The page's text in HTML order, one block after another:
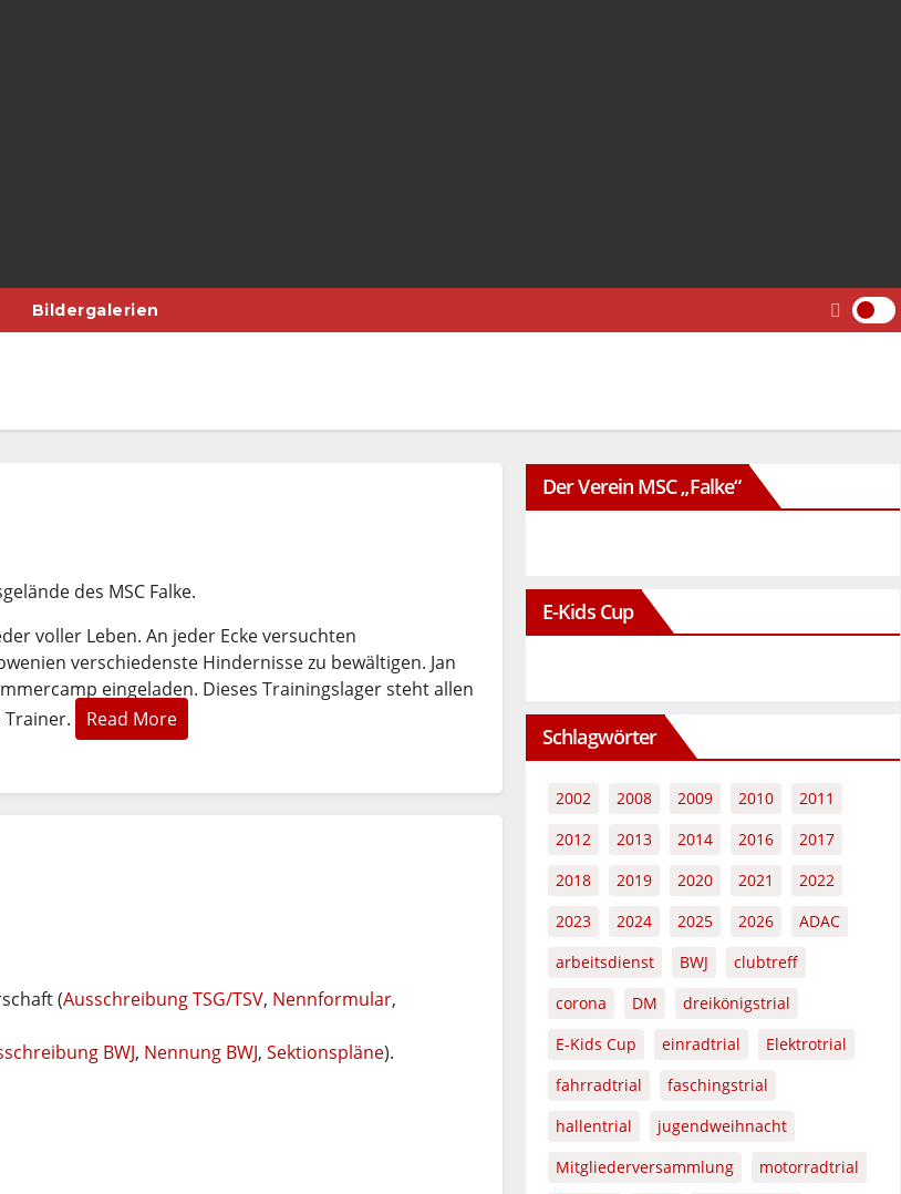
Bildergalerien
des MSC Falke.
voller Leben. An jeder Ecke versuchten
verschiedenste Hindernisse zu bewältigen. Jan
eingeladen. Dieses Trainingslager steht allen
Read More
(Ausschreibung TSG/TSV, Nennformular,
BWJ, Nennung BWJ, Sektionspläne).
Der Verein MSC „Falke“
E-Kids Cup
Schlagwörter
2002 2008 2009 2010
2011
2012
2013 2014 2016
2017
2018
2019 2020 2021
2022
2023
2024 2025 2026
ADAC
arbeitsdienst
BWJ
clubtreff
corona
DM
dreikönigstrial
E-Kids Cup
einradtrial
Elektrotrial
fahrradtrial
faschingstrial
hallentrial
jugendweihnacht
Mitgliederversammlung
motorradtrial